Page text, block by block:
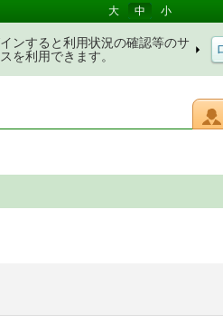
大 中 小
ンすると利用状況の確認等のサ
を利用できます。